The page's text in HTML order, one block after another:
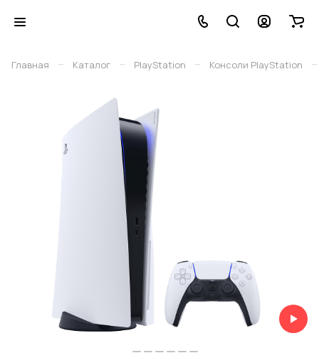
Главная – Каталог – PlayStation – Консоли PlayStation –